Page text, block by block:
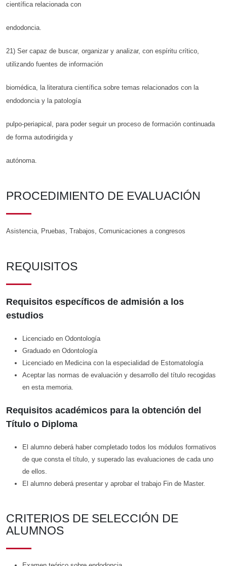
científica relacionada con
endodoncia.
21) Ser capaz de buscar, organizar y analizar, con espíritu crítico,
utilizando fuentes de información
biomédica, la literatura científica sobre temas relacionados con la
endodoncia y la patología
pulpo-periapical, para poder seguir un proceso de formación continuada
de forma autodirigida y
autónoma.
PROCEDIMIENTO DE EVALUACIÓN
Asistencia, Pruebas, Trabajos, Comunicaciones a congresos
REQUISITOS
Requisitos específicos de admisión a los
estudios
Licenciado en Odontología
Graduado en Odontología
Licenciado en Medicina con la especialidad de Estomatología
Aceptar las normas de evaluación y desarrollo del título recogidas
en esta memoria.
Requisitos académicos para la obtención del
Título o Diploma
El alumno deberá haber completado todos los módulos formativos
de que consta el título, y superado las evaluaciones de cada uno
de ellos.
El alumno deberá presentar y aprobar el trabajo Fin de Master.
CRITERIOS DE SELECCIÓN DE
ALUMNOS